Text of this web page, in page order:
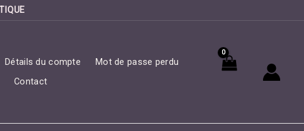
Détails du compte
Mot de passe perdu
Contact